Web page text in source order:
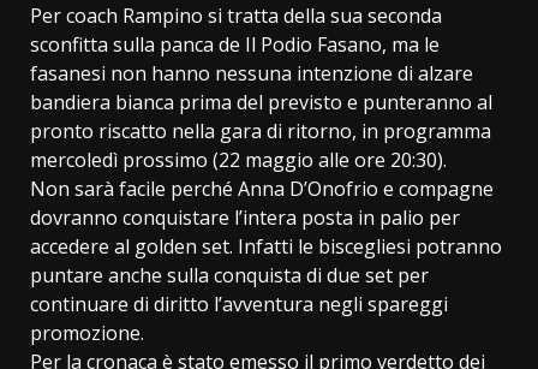
Per coach Rampino si tratta della sua seconda
sconfitta sulla panca de Il Podio Fasano, ma le
fasanesi non hanno nessuna intenzione di alzare
bandiera bianca prima del previsto e punteranno al
pronto riscatto nella gara di ritorno, in programma
mercoledì prossimo (22 maggio alle ore 20:30).
Non sarà facile perché Anna D’Onofrio e compagne
dovranno conquistare l’intera posta in palio per
accedere al golden set. Infatti le biscegliesi potranno
puntare anche sulla conquista di due set per
continuare di diritto l’avventura negli spareggi
promozione.
Per la cronaca è stato emesso il primo verdetto dei